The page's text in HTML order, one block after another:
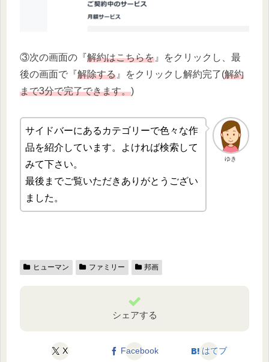
③次の画面の『解約はこちらを 』をクリックし、最
後の画面で『解除する 』をクリックし解約完了(解約
まで3分で完了できます。)
ゆき
サイドバーにあるカテゴリーで色々な作
品を紹介しています。よければ検索して
みて下さい。
最後までご覧いただきありがとうござい
ました。
ヒューマン ファミリー 邦画
シェアする
X Facebook はてブ